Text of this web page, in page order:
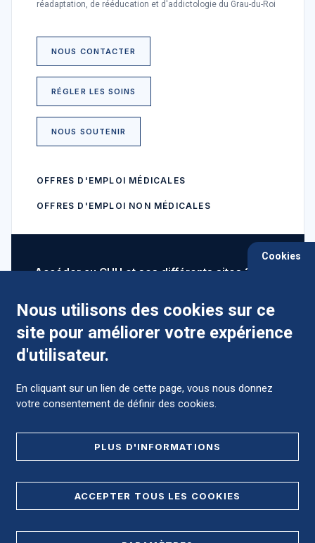
réadaptation, de rééducation et d'addictologie du Grau-du-Roi
NOUS CONTACTER
RÉGLER LES SOINS
NOUS SOUTENIR
OFFRES D'EMPLOI MÉDICALES
OFFRES D'EMPLOI NON MÉDICALES
Accéder au CHU et ses différents sites ?
Comment préparer mon hospitalisation ?
Cookies
Nous utilisons des cookies sur ce
site pour améliorer votre expérience
d'utilisateur.
En cliquant sur un lien de cette page, vous nous donnez
votre consentement de définir des cookies.
PLUS D'INFORMATIONS
ACCEPTER TOUS LES COOKIES